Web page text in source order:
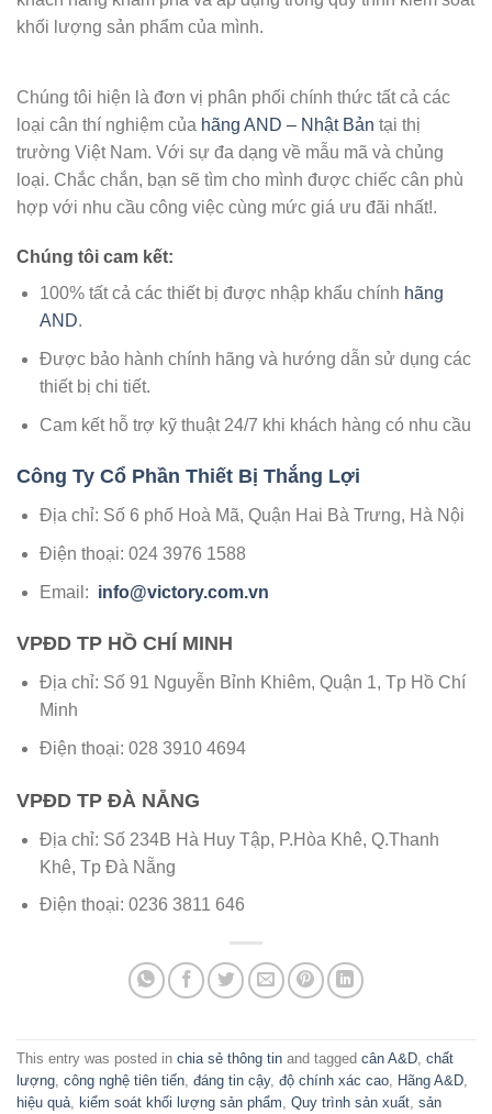
khối lượng sản phẩm của mình.
Chúng tôi hiện là đơn vị phân phối chính thức tất cả các
loại cân thí nghiệm của hãng AND – Nhật Bản tại thị
trường Việt Nam. Với sự đa dạng về mẫu mã và chủng
loại. Chắc chắn, bạn sẽ tìm cho mình được chiếc cân phù
hợp với nhu cầu công việc cùng mức giá ưu đãi nhất!.
Chúng tôi cam kết:
100% tất cả các thiết bị được nhập khẩu chính hãng
AND.
Được bảo hành chính hãng và hướng dẫn sử dụng các
thiết bị chi tiết.
Cam kết hỗ trợ kỹ thuật 24/7 khi khách hàng có nhu cầu
Công Ty Cổ Phần Thiết Bị Thắng Lợi
Địa chỉ: Số 6 phố Hoà Mã, Quận Hai Bà Trưng, Hà Nội
Điện thoại: 024 3976 1588
Email: info@victory.com.vn
VPĐD TP HỒ CHÍ MINH
Địa chỉ: Số 91 Nguyễn Bỉnh Khiêm, Quận 1, Tp Hồ Chí
Minh
Điện thoại: 028 3910 4694
VPĐD TP ĐÀ NẴNG
Địa chỉ: Số 234B Hà Huy Tập, P.Hòa Khê, Q.Thanh
Khê, Tp Đà Nẵng
Điện thoại: 0236 3811 646
This entry was posted in chia sẻ thông tin and tagged cân A&D chất
lượng công nghệ tiên tiến đáng tin cậy, độ chính xác cao Hãng A&D
hiệu quả
kiểm soát khối lượng sản phẩm Quy trình sản xuất sản